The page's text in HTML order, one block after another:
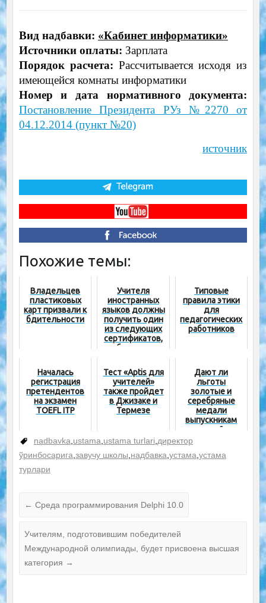
Вид надбавки: «Кабинет информатики»
Источники оплаты: Зарплата
Порядок расчета: Рассчитывается исходя из
имеющейся комнаты информатики
Номер и дата нормативного документа:
Постановление Президента РУз №2270 от
04.12.2014 (пункт №20)
источник
Похожие темы:
Владельцев
пластиковых
карт призвали к
бдительности
Учителя
иностранных
языков должны
получить один
из следующих
сертификатов,
чтобы остаться
на работу!
Типовые
правила этики
для
педагогических
работников
Началась
регистрация
претендентов
на экзамен
TOEFL ITP
Тест «Aptis для
учителей»
также пройдет
в Джизаке и
Термезе
Дают ли
льготы
золотые и
серебряные
медали
выпускникам
школ?
nadbavka ustama ustama turlari директор
ўринбосарига завучу школы надбавка устама устама
турлари
← Среда программирования Delphi 10.0
Учителям, подготовившим победителей
Международной олимпиады, будет присвоена высшая
категория →